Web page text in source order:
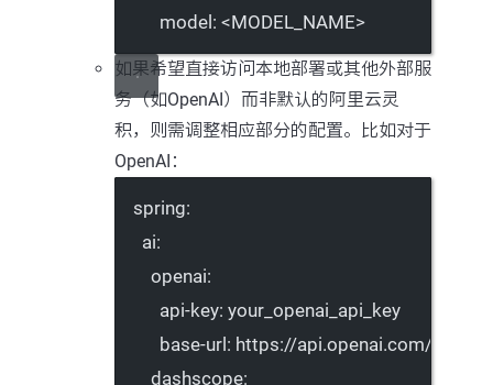
model: <MODEL_NAME>
如果希望直接访问本地部署或其他外部服
务（如OpenAI）而非默认的阿里云灵
积，则需调整相应部分的配置。比如对于
OpenAI：
spring:
ai:
openai:
api-key: your_openai_api_key
base-url: https://api.openai.com/v1/
dashscope: